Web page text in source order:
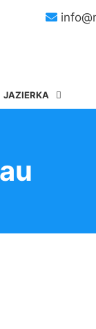
JAZIERKA